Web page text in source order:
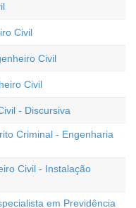
Civil
Civil
Civil
- Discursiva
Criminal - Engenharia
Civil - Instalação
em Previdência